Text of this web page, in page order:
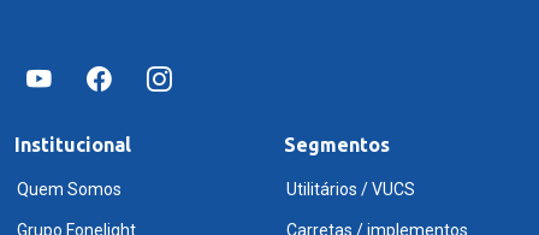
Institucional
Quem Somos
Grupo Fonelight
Segmentos
Utilitários / VUCS
Carretas / implementos